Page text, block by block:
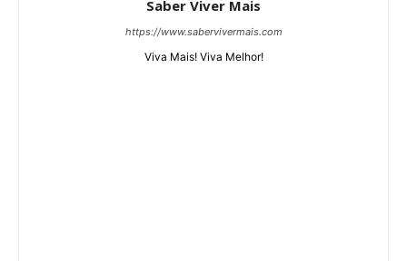
Saber Viver Mais
https://www.sabervivermais.com
Viva Mais! Viva Melhor!